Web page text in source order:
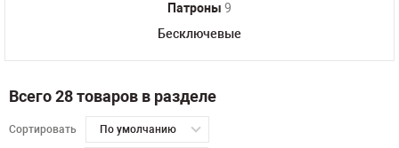
Патроны 9
Бесключевые
Всего 28 товаров в разделе
Сортировать По умолчанию